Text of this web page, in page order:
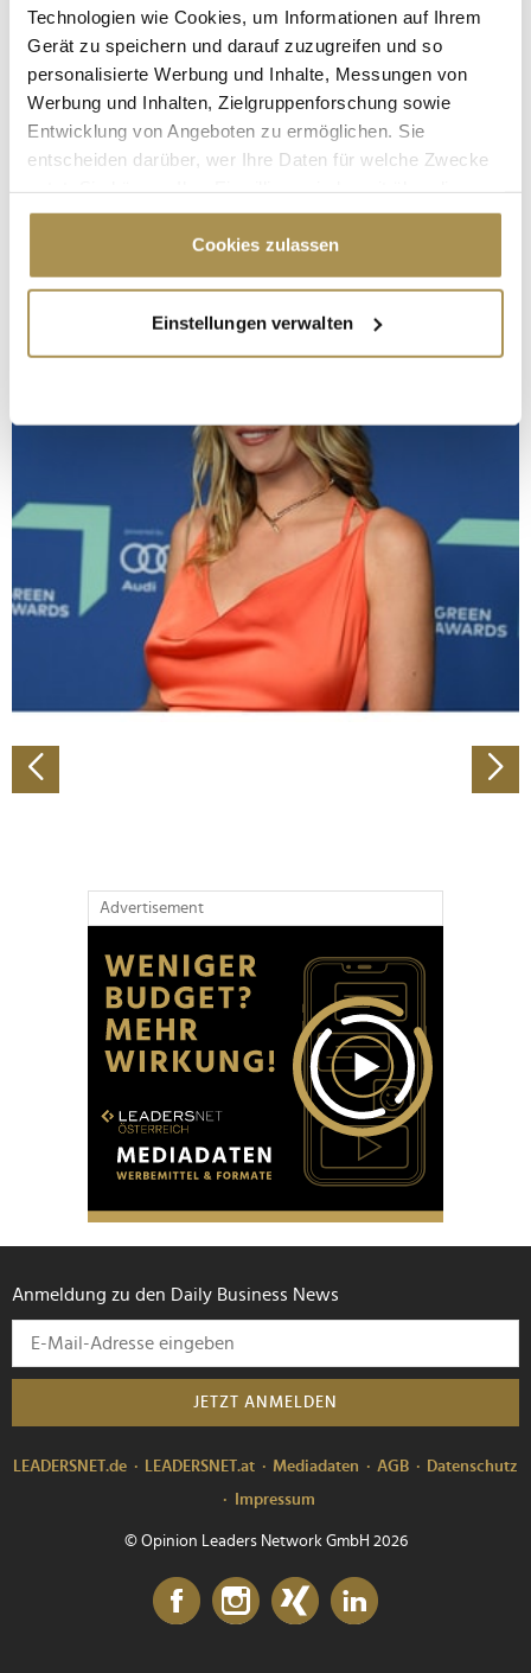
Technologien wie Cookies, um Informationen auf Ihrem
Gerät zu speichern und darauf zuzugreifen und so
personalisierte Werbung und Inhalte, Messungen von
Werbung und Inhalten, Zielgruppenforschung sowie
Entwicklung von Angeboten zu ermöglichen. Sie
entscheiden darüber, wer Ihre Daten für welche Zwecke
Cookie-Erklärung oder durch Klicken auf das Privacy
Trigger Symbol ändern oder widerrufen
Informationen über Ihre geografische Lage
erfassen, welche bis auf einige Meter genau sein
bestimmten Merkmalen (Fingerprinting) identifizieren
Erfahren Sie mehr darüber, wie Ihre persönlichen Daten
verarbeitet werden, und legen Sie Ihre Präferenzen im
Abschnitt Einzelheitenfest.
Wir verwenden Cookies, um Inhalte und Anzeigen zu
personalisieren, Funktionen für soziale Medien anbieten
zu können und die Zugriffe auf unsere Website zu
analysieren. Außerdem geben wir Informationen zu Ihrer
Verwendung unserer Website an unsere Partner für
Partner führen diese Informationen möglicherweise mit
weiteren Daten zusammen, die Sie ihnen bereitgestellt
Cookies zulassen
Einstellungen verwalten
Advertisement
Anmeldung zu den Daily Business News
JETZT ANMELDEN
LEADERSNET.de LEADERSNET.at Mediadaten AGB
Datenschutz
Impressum
© Opinion Leaders Network GmbH 2026